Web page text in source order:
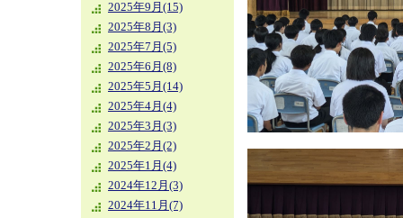
2025年9月(15)
2025年8月(3)
2025年7月(5)
2025年6月(8)
2025年5月(14)
2025年4月(4)
2025年3月(3)
2025年2月(2)
2025年1月(4)
2024年12月(3)
2024年11月(7)